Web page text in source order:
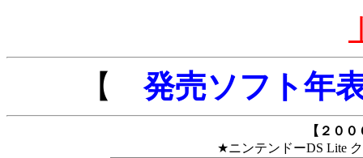
【発売ソフト年
【２０
★ニンテンドーDS Lite